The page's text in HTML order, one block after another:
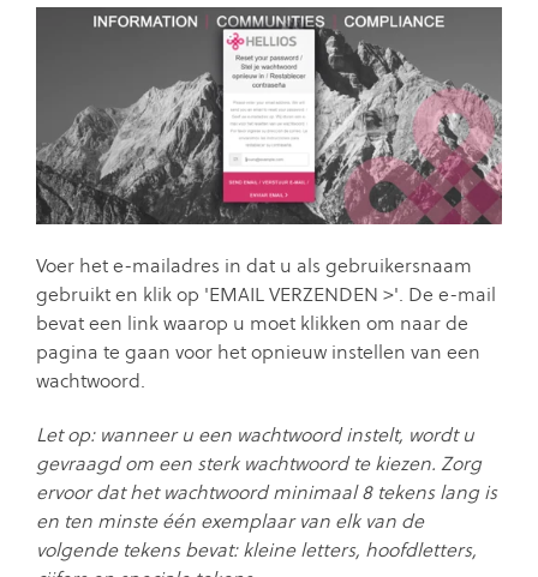
Voer het e-mailadres in dat u als gebruikersnaam
gebruikt en klik op 'EMAIL VERZENDEN >'. De e-mail
bevat een link waarop u moet klikken om naar de
pagina te gaan voor het opnieuw instellen van een
wachtwoord.
Let op: wanneer u een wachtwoord instelt, wordt u
gevraagd om een ​​sterk wachtwoord te kiezen. Zorg
ervoor dat het wachtwoord minimaal 8 tekens lang is
en ten minste één exemplaar van elk van de
volgende tekens bevat: kleine letters, hoofdletters,